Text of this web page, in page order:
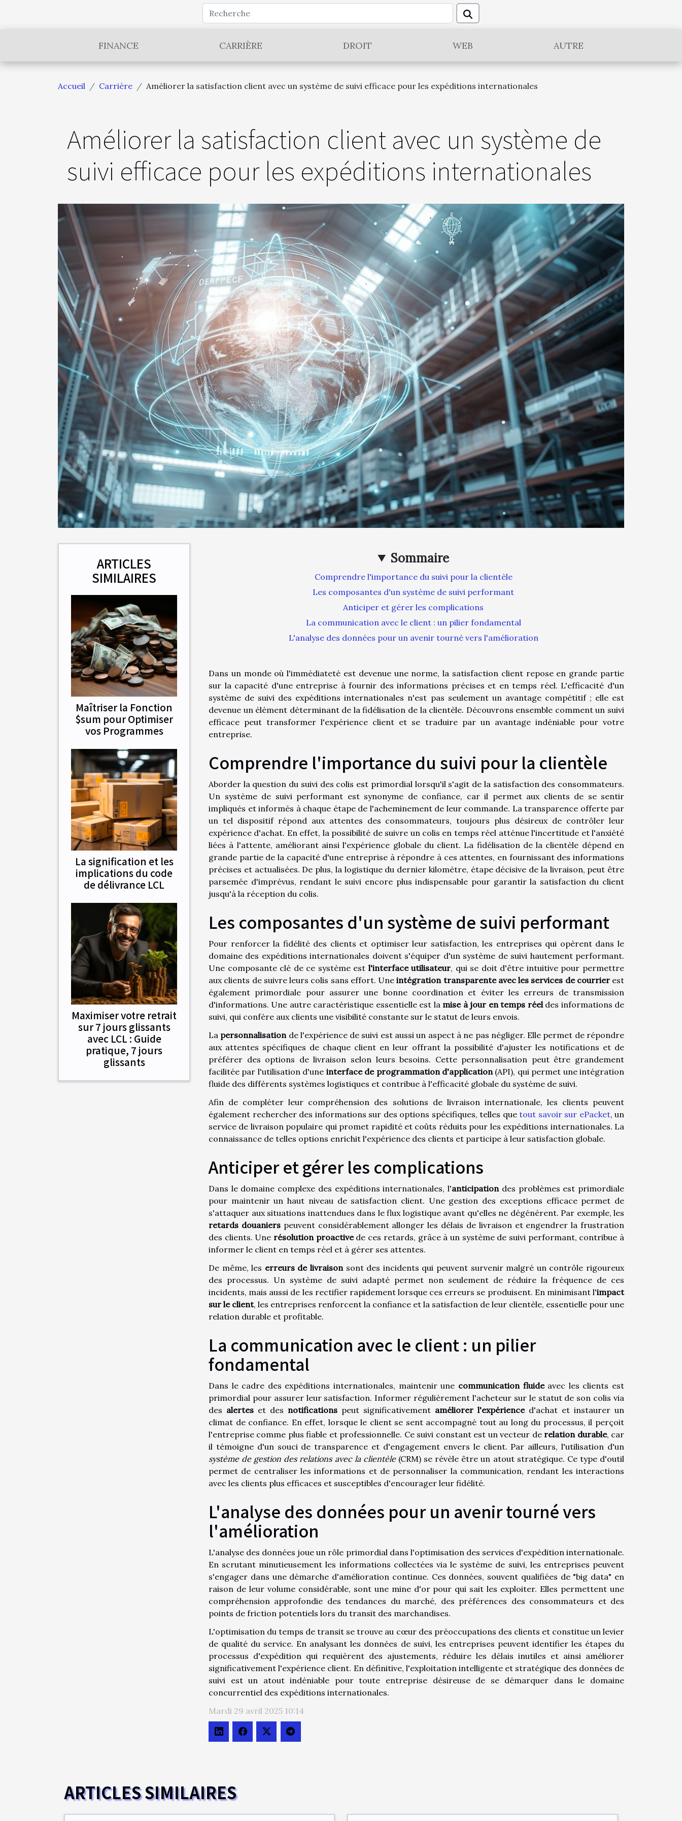
FINANCE CARRIÈRE DROIT WEB AUTRE
Accueil Carrière Améliorer la satisfaction client avec un système de suivi efficace pour les expéditions internationales
Améliorer la satisfaction client avec un système de
suivi efficace pour les expéditions internationales
ARTICLES
SIMILAIRES
Maîtriser la Fonction
$sum pour Optimiser
vos Programmes
La signification et les
implications du code
de délivrance LCL
Maximiser votre retrait
sur 7 jours glissants
avec LCL : Guide
pratique, 7 jours
glissants
Sommaire
Comprendre l'importance du suivi pour la clientèle
Les composantes d'un système de suivi performant
Anticiper et gérer les complications
La communication avec le client : un pilier fondamental
L'analyse des données pour un avenir tourné vers l'amélioration
Dans un monde où l'immédiateté est devenue une norme, la satisfaction client repose en grande partie
sur la capacité d'une entreprise à fournir des informations précises et en temps réel. L'efficacité d'un
système de suivi des expéditions internationales n'est pas seulement un avantage compétitif ; elle est
devenue un élément déterminant de la fidélisation de la clientèle. Découvrons ensemble comment un suivi
efficace peut transformer l'expérience client et se traduire par un avantage indéniable pour votre
entreprise.
Comprendre l'importance du suivi pour la clientèle
Aborder la question du suivi des colis est primordial lorsqu'il s'agit de la satisfaction des consommateurs.
Un système de suivi performant est synonyme de confiance, car il permet aux clients de se sentir
impliqués et informés à chaque étape de l'acheminement de leur commande. La transparence offerte par
un tel dispositif répond aux attentes des consommateurs, toujours plus désireux de contrôler leur
expérience d'achat. En effet, la possibilité de suivre un colis en temps réel atténue l'incertitude et l'anxiété
liées à l'attente, améliorant ainsi l'expérience globale du client. La fidélisation de la clientèle dépend en
grande partie de la capacité d'une entreprise à répondre à ces attentes, en fournissant des informations
précises et actualisées. De plus, la logistique du dernier kilomètre, étape décisive de la livraison, peut être
parsemée d'imprévus, rendant le suivi encore plus indispensable pour garantir la satisfaction du client
jusqu'à la réception du colis.
Les composantes d'un système de suivi performant
Pour renforcer la fidélité des clients et optimiser leur satisfaction, les entreprises qui opèrent dans le
domaine des expéditions internationales doivent s'équiper d'un système de suivi hautement performant.
Une composante clé de ce système est l'interface utilisateur, qui se doit d'être intuitive pour permettre
aux clients de suivre leurs colis sans effort. Uneintégration transparente avec les services de courrierest
également primordiale pour assurer une bonne coordination et éviter les erreurs de transmission
d'informations. Une autre caractéristique essentielle est la mise à jour en temps réeldes informations de
suivi, qui confère aux clients une visibilité constante sur le statut de leurs envois.
La personnalisation de l'expérience de suivi est aussi un aspect à ne pas négliger. Elle permet de répondre
aux attentes spécifiques de chaque client en leur offrant la possibilité d'ajuster les notifications et de
préférer des options de livraison selon leurs besoins. Cette personnalisation peut être grandement
facilitée par l'utilisation d'une interface de programmation d'application(API), qui permet une intégration
fluide des différents systèmes logistiques et contribue à l'efficacité globale du système de suivi.
Afin de compléter leur compréhension des solutions de livraison internationale, les clients peuvent
également rechercher des informations sur des options spécifiques, telles que tout savoir sur ePacket, un
service de livraison populaire qui promet rapidité et coûts réduits pour les expéditions internationales. La
connaissance de telles options enrichit l'expérience des clients et participe à leur satisfaction globale.
Anticiper et gérer les complications
Dans le domaine complexe des expéditions internationales, l'anticipation des problèmes est primordiale
pour maintenir un haut niveau de satisfaction client. Une gestion des exceptions efficace permet de
s'attaquer aux situations inattendues dans le flux logistique avant qu'elles ne dégénèrent. Par exemple, les
retards douanierspeuvent considérablement allonger les délais de livraison et engendrer la frustration
des clients. Une résolution proactivede ces retards, grâce à un système de suivi performant, contribue à
informer le client en temps réel et à gérer ses attentes.
De même, les erreurs de livraison sont des incidents qui peuvent survenir malgré un contrôle rigoureux
des processus. Un système de suivi adapté permet non seulement de réduire la fréquence de ces
incidents, mais aussi de les rectifier rapidement lorsque ces erreurs se produisent. En minimisant l'impact
sur le client, les entreprises renforcent la confiance et la satisfaction de leur clientèle, essentielle pour une
relation durable et profitable.
La communication avec le client : un pilier
fondamental
Dans le cadre des expéditions internationales, maintenir une communication fluideavec les clients est
primordial pour assurer leur satisfaction. Informer régulièrement l'acheteur sur le statut de son colis via
des alertes et des notifications peut significativement améliorer l'expérienced'achat et instaurer un
climat de confiance. En effet, lorsque le client se sent accompagné tout au long du processus, il perçoit
l'entreprise comme plus fiable et professionnelle. Ce suivi constant est un vecteur de relation durable, car
il témoigne d'un souci de transparence et d'engagement envers le client. Par ailleurs, l'utilisation d'un
système de gestion des relations avec la clientèle(CRM) se révèle être un atout stratégique. Ce type d'outil
permet de centraliser les informations et de personnaliser la communication, rendant les interactions
avec les clients plus efficaces et susceptibles d'encourager leur fidélité.
L'analyse des données pour un avenir tourné vers
l'amélioration
L'analyse des données joue un rôle primordial dans l'optimisation des services d'expédition internationale.
En scrutant minutieusement les informations collectées via le système de suivi, les entreprises peuvent
s'engager dans une démarche d'amélioration continue. Ces données, souvent qualifiées de "big data" en
raison de leur volume considérable, sont une mine d'or pour qui sait les exploiter. Elles permettent une
compréhension approfondie des tendances du marché, des préférences des consommateurs et des
points de friction potentiels lors du transit des marchandises.
L'optimisation du temps de transit se trouve au cœur des préoccupations des clients et constitue un levier
de qualité du service. En analysant les données de suivi, les entreprises peuvent identifier les étapes du
processus d'expédition qui requièrent des ajustements, réduire les délais inutiles et ainsi améliorer
significativement l'expérience client. En définitive, l'exploitation intelligente et stratégique des données de
suivi est un atout indéniable pour toute entreprise désireuse de se démarquer dans le domaine
concurrentiel des expéditions internationales.
Mardi 29 avril 2025 10:14
ARTICLES SIMILAIRES